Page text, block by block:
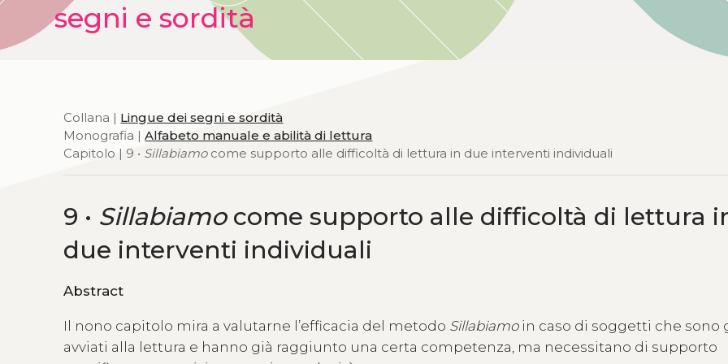
segni e sordità
Collana | Lingue dei segni e sordità
Monografia |Alfabeto manuale e abilità di lettura
Capitolo | 9 • Sillabiamocome supporto alle difficoltà di lettura in due interventi individuali
9 • Sillabiamocome supporto alle difficoltà di lettura
due interventi individuali
Abstract
Il nono capitolo mira a valutarne l’efficacia del metodo Sillabiamoin caso di soggetti che sono
avviati alla lettura e hanno già raggiunto una certa competenza, ma necessitano di supporto